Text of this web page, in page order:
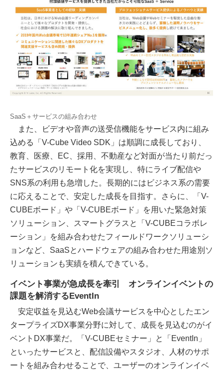
SaaS＋サービスの組み合わせ
また、ビデオや音声の送受信機能をサービス内に組み
込める「V-Cube Video SDK」は順調に成長しており、
教育、医療、EC、採用、不動産など対面が当たり前だっ
たサービスのリモート化を実現し、特にライブ配信や
SNS系の利用も急増した。長期的にはビジネス系の需要
に応えることで、安定した成長を目指す。さらに、「V-
CUBEボード」や「V-CUBEボード」を用いた緊急対策
ソリューション、スマートグラスと「V-CUBEコラボレ
ーション」を組み合わせたフィールドワークソリューシ
ョンなど、SaaSとハードウェアの組み合わせた用途別ソ
リューションも実績を積んできている。
イベント事業が急成長を牽引 オンラインイベントの
課題を解消するEventIn
安定収益を見込むWeb会議サービスを中心としたエン
タープライズDX事業分野に対して、成長を見込むのがイ
ベントDX事業だ。「V-CUBEセミナー」と「EventIn」
といったサービスと、配信設備やスタジオ、人材のサポ
ートを組み合わせることで、ユーザーのオンラインイベ